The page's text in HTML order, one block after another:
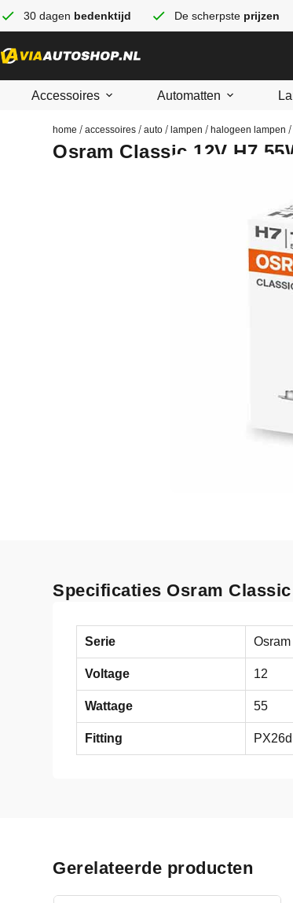
30 dagen bedenktijd De scherpste prijzen
Accessoires Automatten
home /accessoires /auto /lampen /halogeen lampen /
Osram Classic 12V H7
Specificaties Osram Classic
Serie
Voltage 12
Wattage 55
Fitting PX26d
Gerelateerde producten